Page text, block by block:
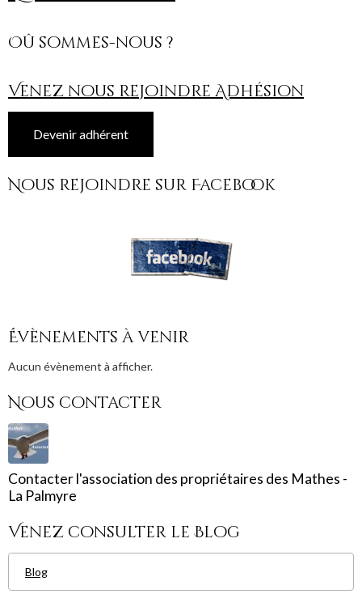
Oû sommes-nous ?
Venez nous rejoindre Adhésion
Devenir adhérent
Nous rejoindre sur Facebook
Évènements à venir
Aucun évènement à afficher.
Nous contacter
Contacter l'association des propriétaires des Mathes -
La Palmyre
Venez consulter le Blog
Blog